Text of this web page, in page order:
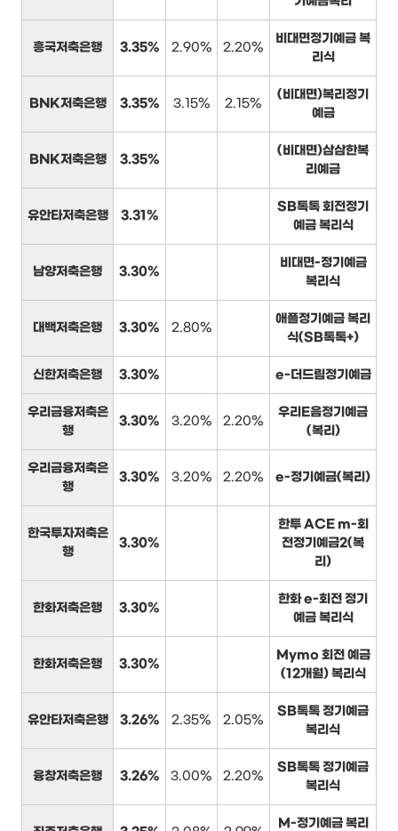
흥국저축은행 3.35% 2.90% 2.20%
비대면정기예금 복
리식
BNK저축은행 3.35% 3.15% 2.15%
(비대면)복리정기
예금
BNK저축은행 3.35%
(비대면)삼삼한복
리예금
유안타저축은행 3.31%
SB톡톡 회전정기
예금 복리식
남양저축은행 3.30%
비대면-정기예금
복리식
대백저축은행 3.30% 2.80%
애플정기예금 복리
식(SB톡톡+)
신한저축은행 3.30% e-더드림정기예금
우리금융저축은
행
3.30% 3.20% 2.20%
우리E음정기예금
(복리)
우리금융저축은
행
3.30% 3.20% 2.20% e-정기예금(복리)
한국투자저축은
행
3.30%
한투 ACE m-회
전정기예금2(복
리)
한화저축은행 3.30%
한화 e-회전 정기
예금 복리식
한화저축은행 3.30%
Mymo 회전 예금
(12개월) 복리식
유안타저축은행 3.26% 2.35% 2.05%
SB톡톡 정기예금
복리식
융창저축은행 3.26% 3.00% 2.20%
SB톡톡 정기예금
복리식
M-정기예금 복리